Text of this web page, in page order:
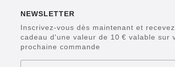
NEWSLETTER
Inscrivez-vous dès maintenant et
cadeau d'une valeur de 10 € valable sur
prochaine commande